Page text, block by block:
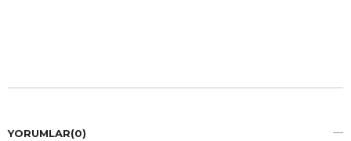
YORUMLAR(0)